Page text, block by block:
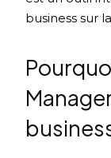
business sur